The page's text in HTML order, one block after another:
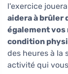
l'exercice
aidera à brûler
également
condition
des heures à la
activité qui